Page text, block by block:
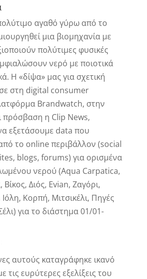
αγαθό γύρω από το
μια βιομηχανία με
πολύτιμες φυσικές
νερό με ποιοτικά
Η «δίψα» μας για σχετική
στη digital consumer
Brandwatch, στην
πρόσβαση η Clip News,
εξετάσουμε data που
το online περιβάλλον (social
blogs, forums) για ορισμένα
νερού (Aqua Carpatica,
Διός, Evian, Ζαγόρι,
Κορπή, Μιτσικέλι, Πηγές
για το διάστημα 01/01-
αυτούς καταγράφηκε ικανό
τις ευρύτερες εξελίξεις του